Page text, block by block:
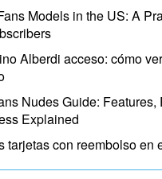
Models in the US: A
Alberdi acceso: cómo
Nudes Guide: Features,
Explained
tarjetas con reembolso en